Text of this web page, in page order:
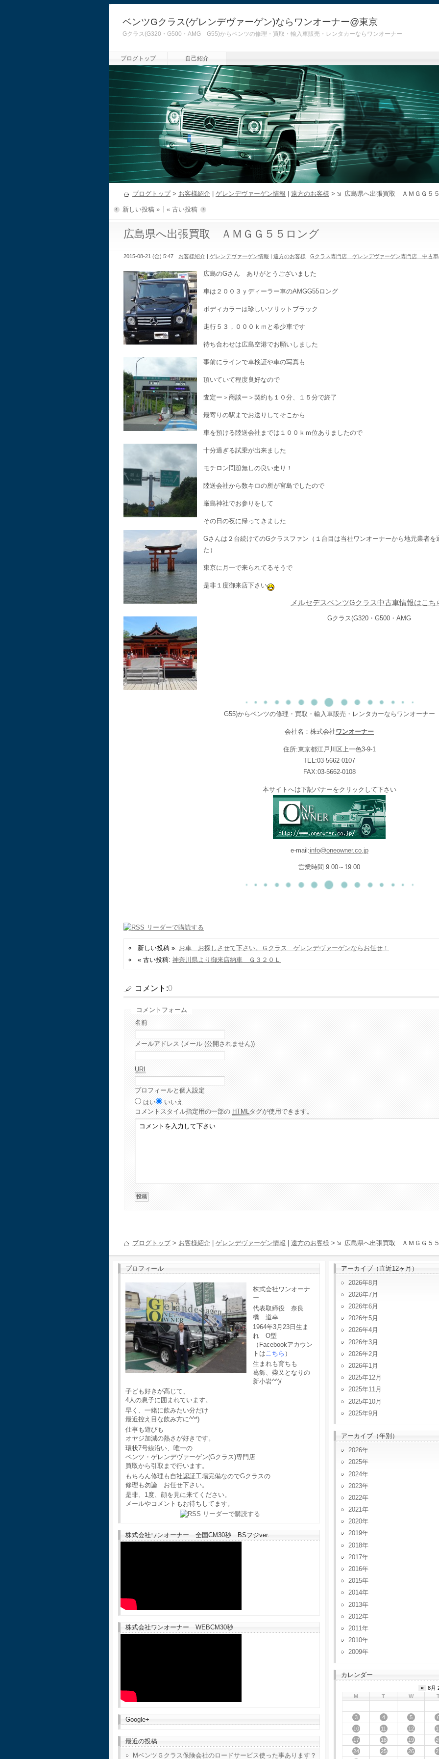
ベンツGクラス(ゲレンデヴァーゲン)ならワンオーナー@東京
Gクラス(G320・G500・AMG G55)からベンツの修理・買取・輸入車販売・レンタカーならワンオーナー
ブログトップ 自己紹介
ブログトップ> お客様紹介 ゲレンデヴァーゲン情報 遠方のお客様 > 広島県へ出張買取 ＡＭＧＧ５
新しい投稿 » « 古い投稿
広島県へ出張買取 ＡＭＧＧ５５ロング
2015-08-21 (金) 5:47 お客様紹介| ゲレンデヴァーゲン情報 | 遠方のお客様 Gクラス専門店 ゲレンデヴァーゲン専門店 中古車
広島のGさん ありがとうございました
車は２００３ｙディーラー車のAMGG55ロング
ボディカラーは珍しいソリットブラック
走行５３，０００ｋｍと希少車です
待ち合わせは広島空港でお願いしました
事前にラインで車検証や車の写真も
頂いていて程度良好なので
査定ー＞商談ー＞契約も１０分、１５分で終了
最寄りの駅までお送りしてそこから
車を預ける陸送会社までは１００ｋｍ位ありましたので
十分過ぎる試乗が出来ました
モチロン問題無しの良い走り！
陸送会社から数キロの所が宮島でしたので
厳島神社でお参りをして
その日の夜に帰ってきました
Gさんは２台続けてのGクラスファン（１台目は当社ワンオーナーから地元業者
た）
東京に月一で来られてるそうで
是非１度御来店下さい
メルセデスベンツGクラス中古車情報はこち
Gクラス(G320・G500・AMG
G55)からベンツの修理・買取・輸入車販売・レンタカーならワンオーナー
会社名：株式会社ワンオーナー
住所:東京都江戸川区上一色3-9-1
TEL:03-5662-0107
FAX:03-5662-0108
本サイトへは下記バナーをクリックして下さい
e-mail:info@oneowner.co.jp
営業時間 9:00～19:00
新しい投稿 »: お車 お探しさせて下さい。Ｇクラス ゲレンデヴァーゲンならお任せ！
« 古い投稿: 神奈川県より御来店納車 Ｇ３２０Ｌ
コメント:0
コメントフォーム
名前
メールアドレス (メール (公開されません))
URI
プロフィールと個人設定
はい
いいえ
コメント スタイル指定用の一部の HTMLタグが使用できます。
ブログトップ> お客様紹介 ゲレンデヴァーゲン情報 遠方のお客様 > 広島県へ出張買取 ＡＭＧＧ５
プロフィール
株式会社ワンオーナ
ー
代表取締役 奈良
橋 道幸
1964年3月23日生ま
れ O型
（Facebookアカウン
トはこちら ）
生まれも育ちも
葛飾、柴又となりの
新小岩^^)/
子ども好きが高じて、
4人の息子に囲まれています。
早く、一緒に飲みたい分だけ
最近控え目な飲み方に^^*)
仕事も遊びも
オヤジ加減の熱さが好きです。
環状7号線沿い、唯一の
ベンツ・ゲレンデヴァーゲン(Gクラス)専門店
買取から引取まで行います。
もちろん修理も自社認証工場完備なのでGクラスの
修理も勿論 お任せ下さい。
是非、1度、顔を見に来てください。
メールやコメントもお待ちしてます。
株式会社ワンオーナー 全国CM30秒 BSフジver.
株式会社ワンオーナー WEBCM30秒
Google+
最近の投稿
MベンツＧクラス保険会社のロードサービス使った事あります？
アーカイブ（直近12ヶ月）
2026年8月
2026年7月
2026年6月
2026年5月
2026年4月
2026年3月
2026年2月
2026年1月
2025年12月
2025年11月
2025年10月
2025年9月
アーカイブ（年別）
2026
2025
2024
2023
2022
2021
2020
2019
2018
2017
2016
2015
2014
2013
2012
2011
2010
2009
カレンダー
«
8月
M
T W
3 4 5
10
11 12
17
18 19
24
25 26